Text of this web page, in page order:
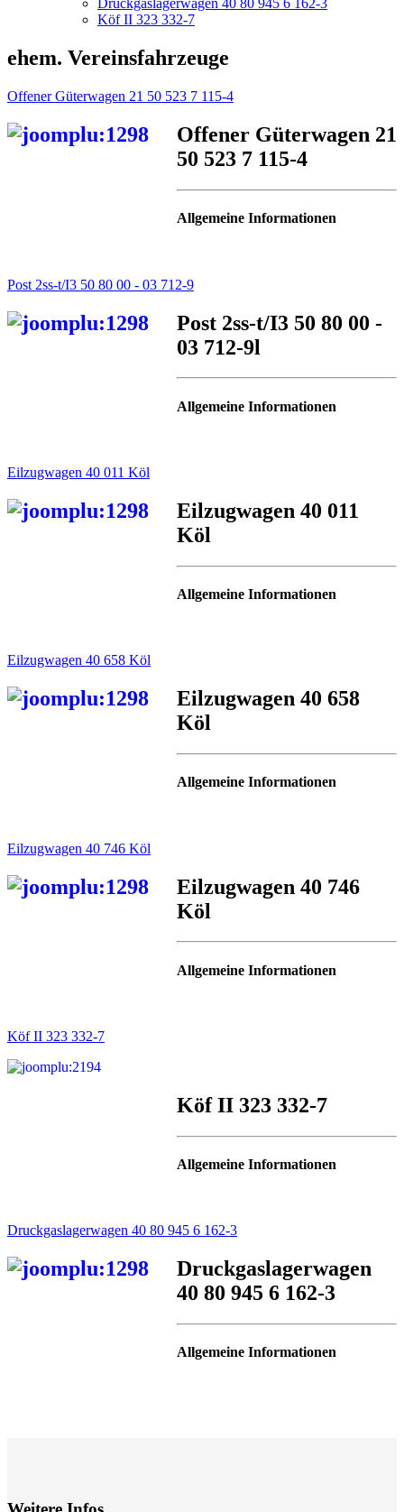
Druckgaslagerwagen 40 80 945 6 162-3
Köf II 323 332-7
ehem. Vereinsfahrzeuge
Offener Güterwagen 21 50 523 7 115-4
Offener Güterwagen 21
50 523 7 115-4
Allgemeine Informationen
Post 2ss-t/I3 50 80 00 - 03 712-9
Post 2ss-t/I3 50 80 00 -
03 712-9l
Allgemeine Informationen
Eilzugwagen 40 011 Köl
Eilzugwagen 40 011
Köl
Allgemeine Informationen
Eilzugwagen 40 658 Köl
Eilzugwagen 40 658
Köl
Allgemeine Informationen
Eilzugwagen 40 746 Köl
Eilzugwagen 40 746
Köl
Allgemeine Informationen
Köf II 323 332-7
Köf II 323 332-7
Allgemeine Informationen
Druckgaslagerwagen 40 80 945 6 162-3
Druckgaslagerwagen
40 80 945 6 162-3
Allgemeine Informationen